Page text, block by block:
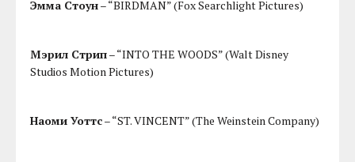
Эмма Стоун– “BIRDMAN” (Fox Searchlight Pictures)
Мэрил Стрип– “INTO THE WOODS” (Walt Disney
Studios Motion Pictures)
Наоми Уоттс– “ST. VINCENT” (The Weinstein Company)